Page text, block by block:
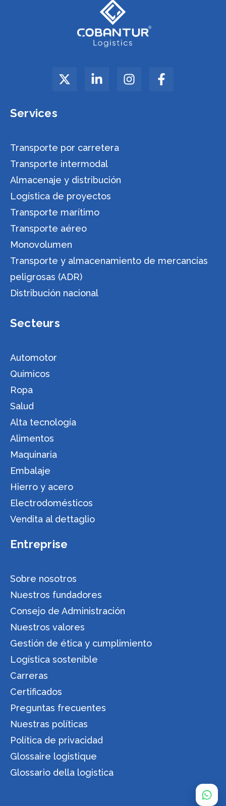
Services
Transporte por carretera
Transporte intermodal
Almacenaje y distribución
Logística de proyectos
Transporte marítimo
Transporte aéreo
Monovolumen
Transporte y almacenamiento de mercancías
peligrosas (ADR)
Distribución nacional
Secteurs
Automotor
Químicos
Ropa
Salud
Alta tecnología
Alimentos
Maquinaria
Embalaje
Hierro y acero
Electrodomésticos
Vendita al dettaglio
Entreprise
Sobre nosotros
Nuestros fundadores
Consejo de Administración
Nuestros valores
Gestión de ética y cumplimiento
Logística sostenible
Carreras
Certificados
Preguntas frecuentes
Nuestras políticas
Política de privacidad
Glossaire logistique
Glossario della logistica